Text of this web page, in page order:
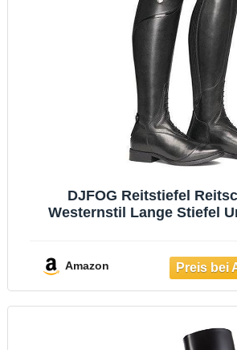
DJFOG Reitstiefel
Westernstil Lange Stiefel
Amazon